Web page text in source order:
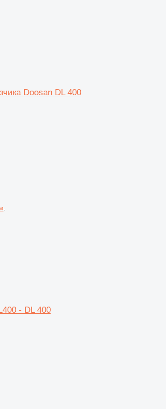
Doosan DL 400
- DL 400